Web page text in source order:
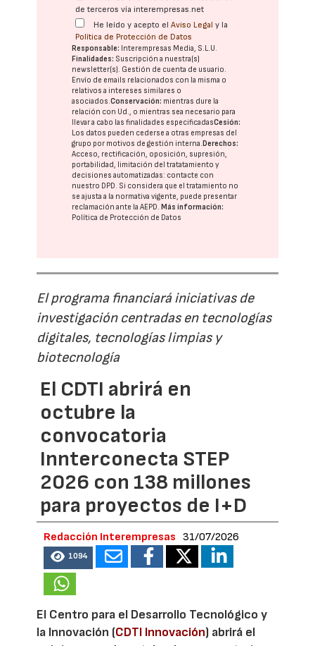
de terceros vía interempresas.net
He leído y acepto elAviso Legal y la
Política de Protección de Datos
Responsable: Interempresas Media, S.L.U.
Finalidades: Suscripción a nuestra(s)
newsletter(s). Gestión de cuenta de usuario.
Envío de emails relacionados con la misma o
relativos a intereses similares o
asociados.Conservación: mientras dure la
relación con Ud., o mientras sea necesario para
llevar a cabo las finalidades especificadasCesión:
Los datos pueden cederse a otras empresas del
grupo por motivos de gestión interna. Derechos:
Acceso, rectificación, oposición, supresión,
portabilidad, limitación del tratatamiento y
decisiones automatizadas: contacte con
nuestro DPD. Si considera que el tratamiento no
se ajusta a la normativa vigente, puede presentar
reclamación ante laAEPD. Más información:
Política de Protección de Datos
El programa financiará iniciativas de
investigación centradas en tecnologías
digitales, tecnologías limpias y
biotecnología
El CDTI abrirá en
octubre la
convocatoria
Innterconecta STEP
2026 con 138 millones
para proyectos de I+D
Redacción Interempresas 31/07/2026
1094
El Centro para el Desarrollo Tecnológico y
la Innovación (CDTI Innovación) abrirá el